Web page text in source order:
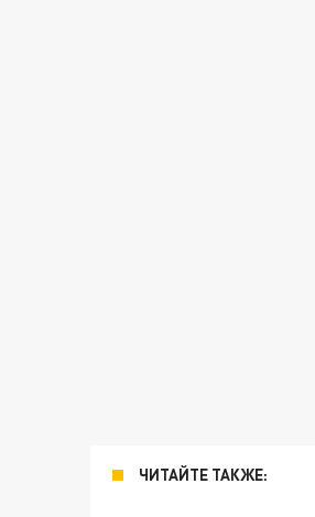
ЧИТАЙТЕ ТАКЖЕ: